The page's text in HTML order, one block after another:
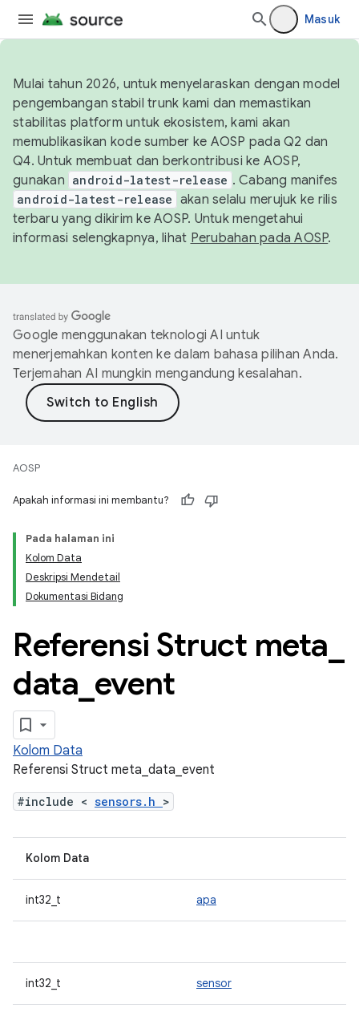
Masuk
Mulai tahun 2026, untuk menyelaraskan dengan model
pengembangan stabil trunk kami dan memastikan
stabilitas platform untuk ekosistem, kami akan
memublikasikan kode sumber ke AOSP pada Q2 dan
Q4. Untuk membuat dan berkontribusi ke AOSP,
gunakan android-latest-release . Cabang manifes
android-latest-release akan selalu merujuk ke rilis
terbaru yang dikirim ke AOSP. Untuk mengetahui
informasi selengkapnya, lihat Perubahan pada AOSP.
Google menggunakan teknologi AI untuk
menerjemahkan konten ke dalam bahasa pilihan Anda.
Terjemahan AI mungkin mengandung kesalahan.
AOSP
Apakah informasi ini membantu?
Pada halaman ini
Kolom Data
Deskripsi Mendetail
Dokumentasi Bidang
Referensi Struct meta
data event
Kolom Data
Referensi Struct meta_data_event
#include < sensors.h >
Kolom Data
int32_t apa
int32_t sensor